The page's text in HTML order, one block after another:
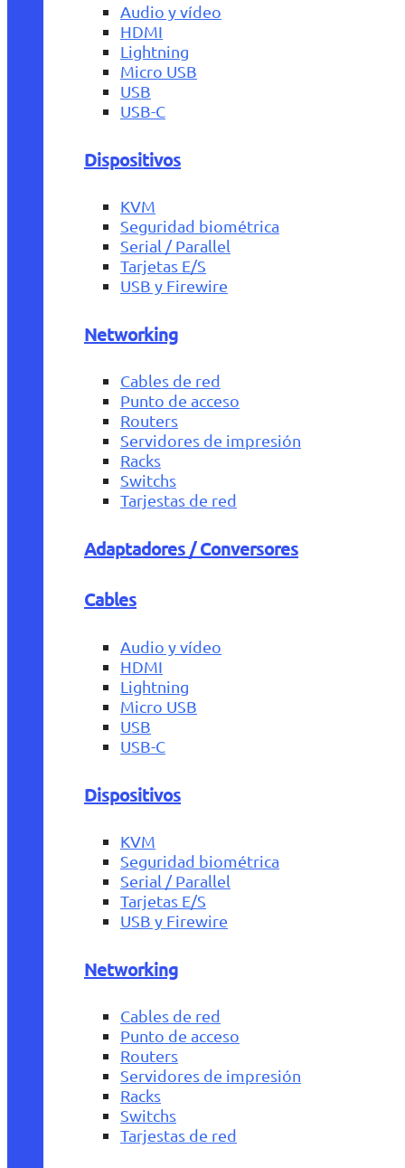
Audio y vídeo
HDMI
Lightning
Micro USB
USB
USB-C
Dispositivos
KVM
Seguridad biométrica
Serial / Parallel
Tarjetas E/S
USB y Firewire
Networking
Cables de red
Punto de acceso
Routers
Servidores de impresión
Racks
Switchs
Tarjestas de red
Adaptadores / Conversores
Cables
Audio y vídeo
HDMI
Lightning
Micro USB
USB
USB-C
Dispositivos
KVM
Seguridad biométrica
Serial / Parallel
Tarjetas E/S
USB y Firewire
Networking
Cables de red
Punto de acceso
Routers
Servidores de impresión
Racks
Switchs
Tarjestas de red